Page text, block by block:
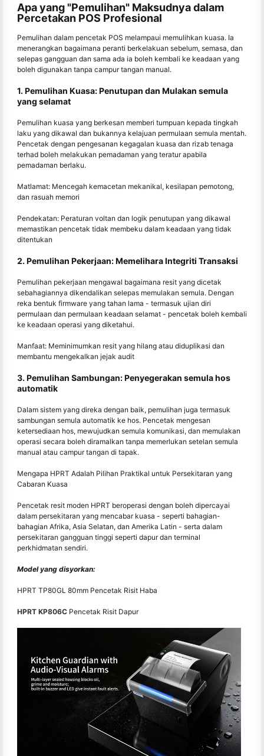
Apa yang "Pemulihan" Maksudnya dalam
Percetakan POS Profesional
Pemulihan dalam pencetak POS melampaui memulihkan kuasa. Ia
menerangkan bagaimana peranti berkelakuan sebelum, semasa, dan
selepas gangguan dan sama ada ia boleh kembali ke keadaan yang
boleh digunakan tanpa campur tangan manual.
1. Pemulihan Kuasa: Penutupan dan Mulakan semula
yang selamat
Pemulihan kuasa yang berkesan memberi tumpuan kepada tingkah
laku yang dikawal dan bukannya kelajuan permulaan semula mentah.
Pencetak dengan pengesanan kegagalan kuasa dan rizab tenaga
terhad boleh melakukan pemadaman yang teratur apabila
pemadaman berlaku.
Matlamat: Mencegah kemacetan mekanikal, kesilapan pemotong,
dan rasuah memori
Pendekatan: Peraturan voltan dan logik penutupan yang dikawal
memastikan pencetak tidak membeku dalam keadaan yang tidak
ditentukan
2. Pemulihan Pekerjaan: Memelihara Integriti Transaksi
Pemulihan pekerjaan mengawal bagaimana resit yang dicetak
sebahagiannya dikendalikan selepas memulakan semula. Dengan
reka bentuk firmware yang tahan lama - termasuk ujian diri
permulaan dan permulaan keadaan selamat - pencetak boleh kembali
ke keadaan operasi yang diketahui.
Manfaat: Meminimumkan resit yang hilang atau diduplikasi dan
membantu mengekalkan jejak audit
3. Pemulihan Sambungan: Penyegerakan semula hos
automatik
Dalam sistem yang direka dengan baik, pemulihan juga termasuk
sambungan semula automatik ke hos. Pencetak mengesan
ketersediaan hos, mewujudkan semula komunikasi, dan memulakan
operasi secara boleh diramalkan tanpa memerlukan setelan semula
manual atau campur tangan di tapak.
Mengapa HPRT Adalah Pilihan Praktikal untuk Persekitaran yang
Cabaran Kuasa
Pencetak resit moden HPRT beroperasi dengan boleh dipercayai
dalam persekitaran yang mencabar kuasa - seperti bahagian-
bahagian Afrika, Asia Selatan, dan Amerika Latin - serta dalam
persekitaran gangguan tinggi seperti dapur dan terminal
perkhidmatan sendiri.
Model yang disyorkan:
HPRT TP80GL 80mm Pencetak Risit Haba
HPRT KP806C Pencetak Risit Dapur